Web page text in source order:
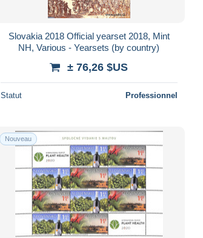
Slovakia 2018 Official yearset 2018, Mint
NH, Various - Yearsets (by country)
± 76,26 $US
Statut Professionnel
Nouveau